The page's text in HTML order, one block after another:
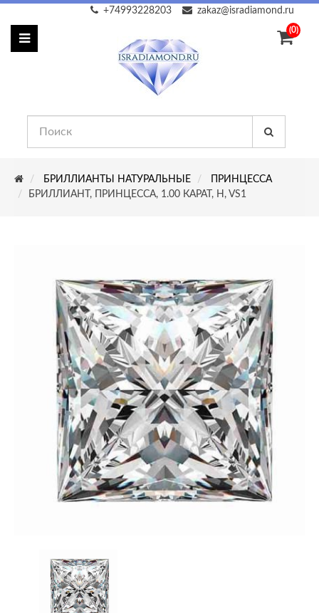
zakaz@isradiamond.ru
+74993228203
(0)
БРИЛЛИАНТЫ НАТУРАЛЬНЫЕ
ПРИНЦЕССА
БРИЛЛИАНТ, ПРИНЦЕССА, 1.00 КАРАТ, H, VS1